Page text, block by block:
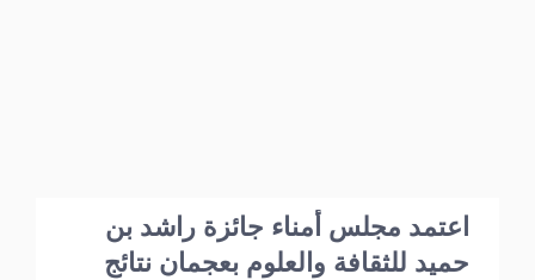
اعتمد مجلس أمناء جائزة راشد بن
حميد للثقافة والعلوم بعجمان نتائج